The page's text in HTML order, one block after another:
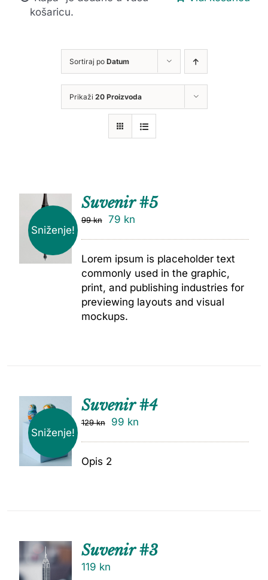
košaricu.
Sortiraj po Datum
Prikaži 20 Proizvoda
Sniženje!
DODAJ
Suvenir #5
99kn 79 kn
Lorem ipsum is placeholder text
commonly used in the graphic,
print, and publishing industries for
previewing layouts and visual
mockups.
Sniženje!
DODAJ
Suvenir #4
129kn 99 kn
Opis 2
DODAJ
Suvenir #3
119 kn